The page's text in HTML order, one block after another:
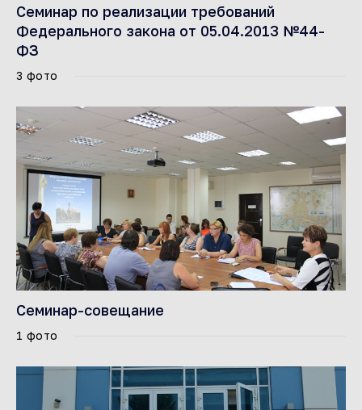
Семинар по реализации требований
Федерального закона от 05.04.2013 №44-
ФЗ
3 фото
Семинар-совещание
1 фото